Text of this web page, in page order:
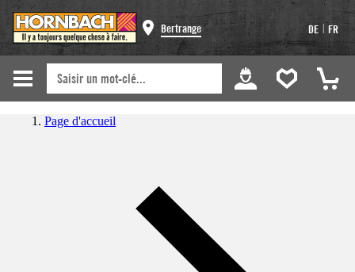
Bertrange DE | FR
Page d'accueil